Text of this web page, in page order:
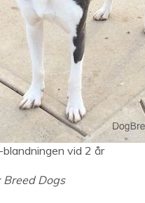
vid 2 år
Dogs